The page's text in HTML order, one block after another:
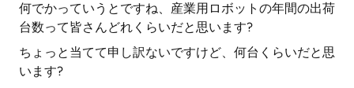
何でかっていうとですね、産業用ロボットの年間の出荷
台数って皆さんどれくらいだと思います?
ちょっと当てて申し訳ないですけど、何台くらいだと思
います?